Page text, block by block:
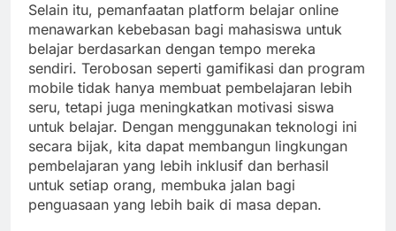
Selain itu, pemanfaatan platform belajar online
menawarkan kebebasan bagi mahasiswa untuk
belajar berdasarkan dengan tempo mereka
sendiri. Terobosan seperti gamifikasi dan program
mobile tidak hanya membuat pembelajaran lebih
seru, tetapi juga meningkatkan motivasi siswa
untuk belajar. Dengan menggunakan teknologi ini
secara bijak, kita dapat membangun lingkungan
pembelajaran yang lebih inklusif dan berhasil
untuk setiap orang, membuka jalan bagi
penguasaan yang lebih baik di masa depan.